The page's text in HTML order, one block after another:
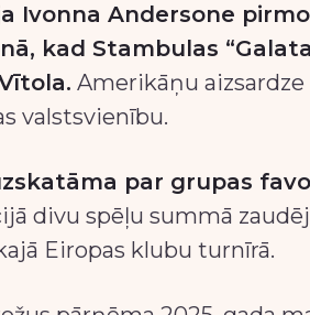
Ivonna Andersone
kad Stambulas
Amerikāņu
valstsvienību.
par grupas
divu spēļu summā
Eiropas klubu turnīrā.